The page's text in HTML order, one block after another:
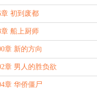
章 初到废都
章 船上厨师
章 新的方向
章 男人的胜负欲
章 华侨僵尸